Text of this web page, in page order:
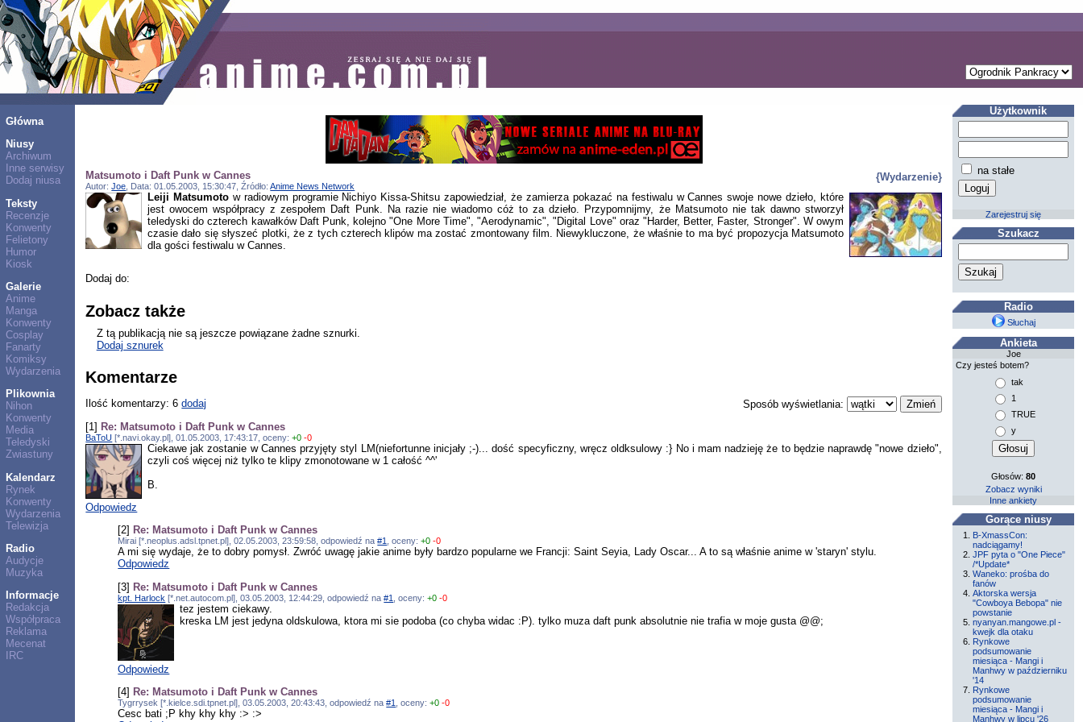
Główna
Niusy
Archiwum
Inne serwisy
Dodaj niusa
Teksty
Recenzje
Konwenty
Felietony
Humor
Kiosk
Galerie
Anime
Manga
Konwenty
Cosplay
Fanarty
Komiksy
Wydarzenia
Plikownia
Nihon
Konwenty
Media
Teledyski
Zwiastuny
Kalendarz
Rynek
Konwenty
Wydarzenia
Telewizja
Radio
Audycje
Muzyka
Informacje
Redakcja
Współpraca
Reklama
Mecenat
IRC
{Wydarzenie}
Matsumoto i Daft Punk w Cannes
Autor:Joe , Data: 01.05.2003, 15:30:47, Źródło:Anime News Network
Leiji Matsumotow radiowym programie Nichiyo Kissa-Shitsu zapowiedział, że zamierza pokazać na festiwalu w Cannes swoje nowe dzieło, które
jest owocem współpracy z zespołem Daft Punk. Na razie nie wiadomo cóż to za dzieło. Przypomnijmy, że Matsumoto nie tak dawno stworzył
teledyski do czterech kawałków Daft Punk, kolejno "One More Time", "Aerodynamic", "Digital Love" oraz "Harder, Better, Faster, Stronger". W owym
czasie dało się słyszeć plotki, że z tych czterech klipów ma zostać zmontowany film. Niewykluczone, że właśnie to ma być propozycja Matsumoto
dla gości festiwalu w Cannes.
Dodaj do:
Zobacz także
Z tą publikacją nie są jeszcze powiązane żadne sznurki.
Dodaj sznurek
Komentarze
Sposób wyświetlania:
Ilość komentarzy: 6dodaj
[1] Re: Matsumoto i Daft Punk w Cannes
BaToU [*.navi.okay.pl], 01.05.2003, 17:43:17, oceny:+0 -0
Ciekawe jak zostanie w Cannes przyjęty styl LM(niefortunne inicjały ;-)... dość specyficzny, wręcz oldksulowy :} No i mam nadzieję że to będzie naprawdę "nowe dzieło",
czyli coś więcej niż tylko te klipy zmonotowane w 1 całość ^^'
B.
Odpowiedz
[2] Re: Matsumoto i Daft Punk w Cannes
Mirai [*.neoplus.adsl.tpnet.pl], 02.05.2003, 23:59:58, odpowiedź na#1 , oceny:+0 -0
A mi się wydaje, że to dobry pomysł. Zwróć uwagę jakie anime były bardzo popularne we Francji: Saint Seyia, Lady Oscar... A to są właśnie anime w 'staryn' stylu.
Odpowiedz
[3] Re: Matsumoto i Daft Punk w Cannes
kpt. Harlock [*.net.autocom.pl], 03.05.2003, 12:44:29, odpowiedź na#1 , oceny:+0 -0
tez jestem ciekawy.
kreska LM jest jedyna oldskulowa, ktora mi sie podoba (co chyba widac :P). tylko muza daft punk absolutnie nie trafia w moje gusta @@;
Odpowiedz
[4] Re: Matsumoto i Daft Punk w Cannes
Tygrrysek [*.kielce.sdi.tpnet.pl], 03.05.2003, 20:43:43, odpowiedź na#1 , oceny:+0 -0
Cesc bati ;P khy khy khy :> :>
Użytkownik
na stałe
Zarejestruj się
Szukacz
Radio
Słuchaj
Ankieta
Joe
Czy jesteś botem?
tak
1
TRUE
y
Głosów:80
Zobacz wyniki
Inne ankiety
Gorące niusy
B-XmassCon:
nadciągamy!
JPF pyta o "One Piece"
/*Update*
Waneko: prośba do
fanów
Aktorska wersja
"Cowboya Bebopa" nie
powstanie
nyanyan.mangowe.pl -
kwejk dla otaku
Rynkowe
podsumowanie
miesiąca - Mangi i
Manhwy w październiku
'14
Rynkowe
podsumowanie
miesiąca - Mangi i
Manhwy w lipcu '26